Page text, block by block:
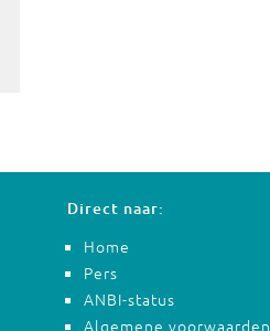
Direct naar:
Home
Pers
ANBI-status
Algemene voorwaarden